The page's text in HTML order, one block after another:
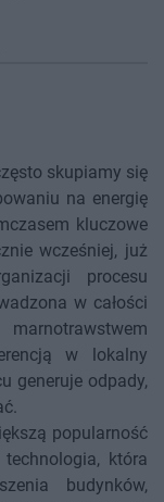
skupiamy się
na energię
kluczowe
wcześniej, już
procesu
w całości
w lokalny
generuje odpady,
popularność
która
budynków,